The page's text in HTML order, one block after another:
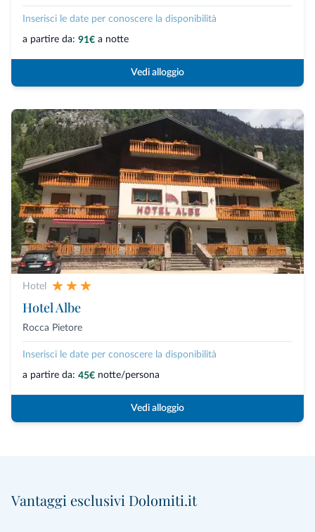
Inserisci le date per conoscere la disponibilità
a partire da: 91€ a notte
Vedi alloggio
Hotel
Hotel Albe
Rocca Pietore
Inserisci le date per conoscere la disponibilità
a partire da: 45€ notte/persona
Vedi alloggio
Vantaggi esclusivi Dolomiti.it